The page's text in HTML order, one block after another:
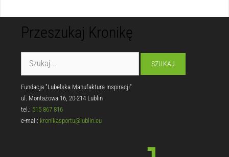
Przeszukaj Kronikę
Fundacja "Lubelska Manufaktura Inspiracji"
ul. Montażowa 16, 20-214 Lublin
tel.: 515 867 816
e-mail: kronikasportu@lublin.eu